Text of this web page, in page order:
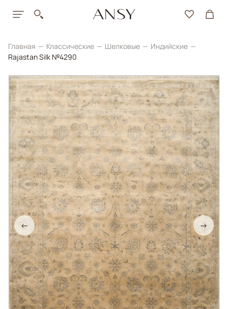
Главная Классические Шелковые
Индийские
Rajastan Silk №4290
← →